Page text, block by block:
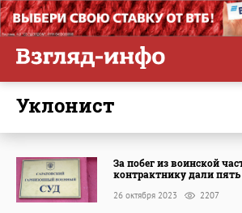
уклонист
За побег из воинской
контрактнику дали пять
26 октября 2023 2207